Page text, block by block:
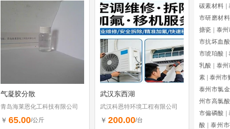
气凝胶分散
青岛海莱恩化工科技有限公司
￥ 65.00/公斤
武汉东西湖
武汉科恩特环境工程有限公司
￥ 200.00/台
碳素材料
市研磨材料
搪瓷
泰
市抗坏血酸
市琥珀酸
乳酸
泰州
素
泰州市
泰州市氯
州市高氯酸
市偏磷酸
酸
泰州